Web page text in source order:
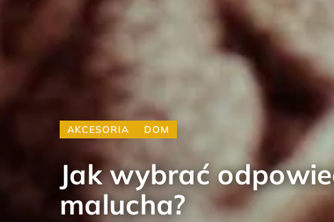
AKCESORIA DOM
Jak wybrać
malucha?